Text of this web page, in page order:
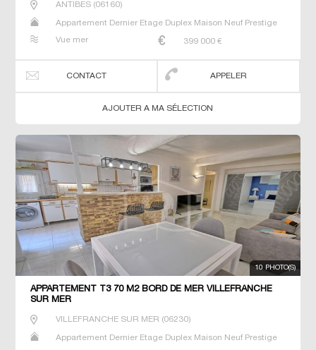
ANTIBES(06160)
Appartement Dernier Etage Duplex Maison Neuf Prestige
Vue mer
399 000 €
CONTACT APPELER
AJOUTER A MA SÉLECTION
10 PHOTO(S)
APPARTEMENT T3 70 M2 BORD DE MER VILLEFRANCHE
SUR MER
VILLEFRANCHE SUR MER (06230)
Appartement Dernier Etage Duplex Maison Neuf Prestige